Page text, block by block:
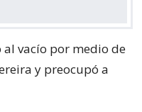
vacío por medio de
y preocupó a